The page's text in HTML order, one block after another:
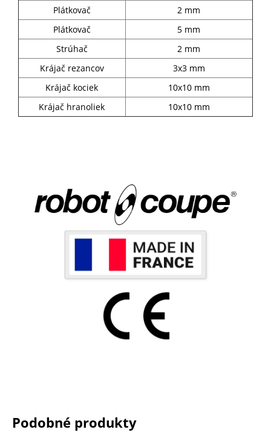
Plátkovač
2 mm
Plátkovač
5 mm
Strúhač
2 mm
Krájač rezancov
3x3 mm
Krájač kociek
10x10 mm
Krájač hranoliek
10x10 mm
Podobné produkty